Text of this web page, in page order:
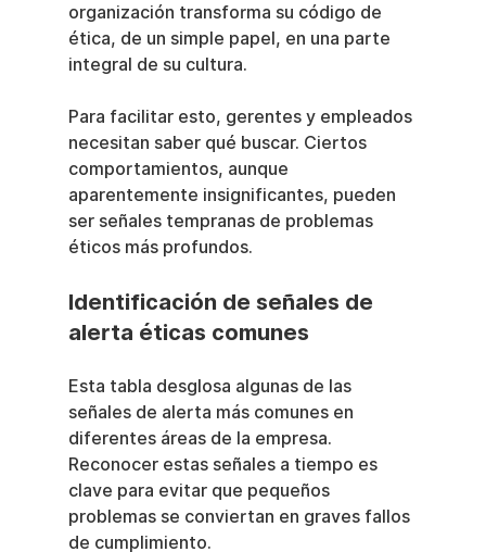
organización transforma su código de
ética, de un simple papel, en una parte
integral de su cultura.
Para facilitar esto, gerentes y empleados
necesitan saber qué buscar. Ciertos
comportamientos, aunque
aparentemente insignificantes, pueden
ser señales tempranas de problemas
éticos más profundos.
Identificación de señales de
alerta éticas comunes
Esta tabla desglosa algunas de las
señales de alerta más comunes en
diferentes áreas de la empresa.
Reconocer estas señales a tiempo es
clave para evitar que pequeños
problemas se conviertan en graves fallos
de cumplimiento.